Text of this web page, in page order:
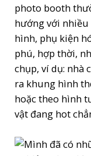
photo booth
hướng với
hình, phụ kiện
phú, hợp thời,
chụp, ví dụ: nhà
ra khung hình
hoặc theo hình
vật đang hot